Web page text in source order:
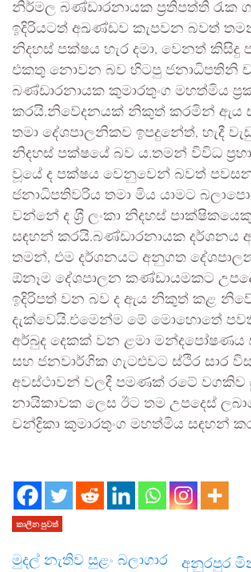
නිර්මල බණ්ඩාරනායක ප‍්‍රතිපත්ති රැක
ඉදිරියටත් අඛණ්ඩව කැපවන බවත් තමන්
නිදහස් පක්ෂය හැර දමා, වෙනත් කිසිදු
එකතු නොවන බව හිටපු ජනාධිපතිනි
බණ්ඩාරනායක කුමාරතුංග මහත්මිය
කරයි.නිවේදනයක් නිකුත් කරමින් ඇය
තමා දේශපාලනිකව ඉපදුනේත්, හැදී
නිදහස් පක්ෂයේ බව ය.තමන් විවිධ
වූයේ ද පක්ෂය වෙනුවෙන් බවත්
ජනාධිපතිවරිය තමා මිය යාමට
වන්නේ ද ශ‍්‍රී ලංකා නිදහස්
සඳහන් කරයි.බණ්ඩාරනායක දර්ශනය
තමන්, එම දර්ශනයට අනුගත
ඕනෑම දේශපාලන කණ්ඩායමකට
ඉදිරිපත් වන බව ද ඇය නිකුත් කළ
දැක්වෙයි.එමෙන්ම මේ මොහොතේ
අර්බුද දෙකක් වන ළමා
සහ ජනවාර්ගික ගැටළුවට ස්ථිර සාර
අවස්ථාවන් වලදී පමණක් රටේ වගකිව
නායිකාවක ලෙස ඊට තම උපදෙස්
චන්ද්‍රිකා කුමාරතුංග මහත්මිය සඳහන්
කාලීන පුවත්
මුදල් නැතිව සුළං බලාගාර
අනුරපුර